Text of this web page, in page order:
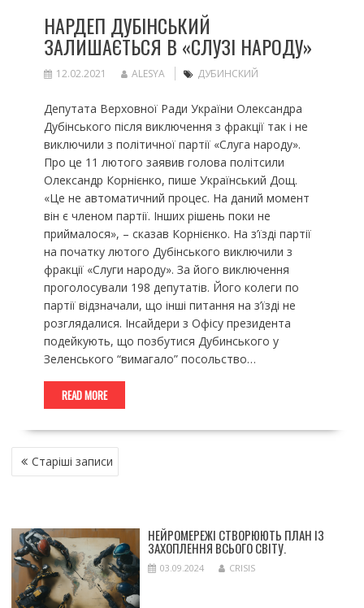
НАРДЕП ДУБІНСЬКИЙ
ЗАЛИШАЄТЬСЯ В «СЛУЗІ НАРОДУ»
12.02.2021 ALESYA ДУБИНСКИЙ
Депутата Верховної Ради України Олександра
Дубінського після виключення з фракції так і не
виключили з політичної партії «Слуга народу».
Про це 11 лютого заявив голова політсили
Олександр Корнієнко, пише Український Дощ.
«Це не автоматичний процес. На даний момент
він є членом партії. Інших рішень поки не
приймалося», – сказав Корнієнко. На з’їзді партії
на початку лютого Дубінського виключили з
фракції «Слуги народу». За його виключення
проголосували 198 депутатів. Його колеги по
партії відзначали, що інші питання на з’їзді не
розглядалися. Інсайдери з Офісу президента
подейкують, що позбутися Дубинського у
Зеленського “вимагало” посольство…
READ MORE
НАВІГАЦІЯ
ЗА Старіші записи
НЕЙРОМЕРЕЖІ СТВОРЮЮТЬ ПЛАН ІЗ
ЗАХОПЛЕННЯ ВСЬОГО СВІТУ.
03.09.2024 CRISIS